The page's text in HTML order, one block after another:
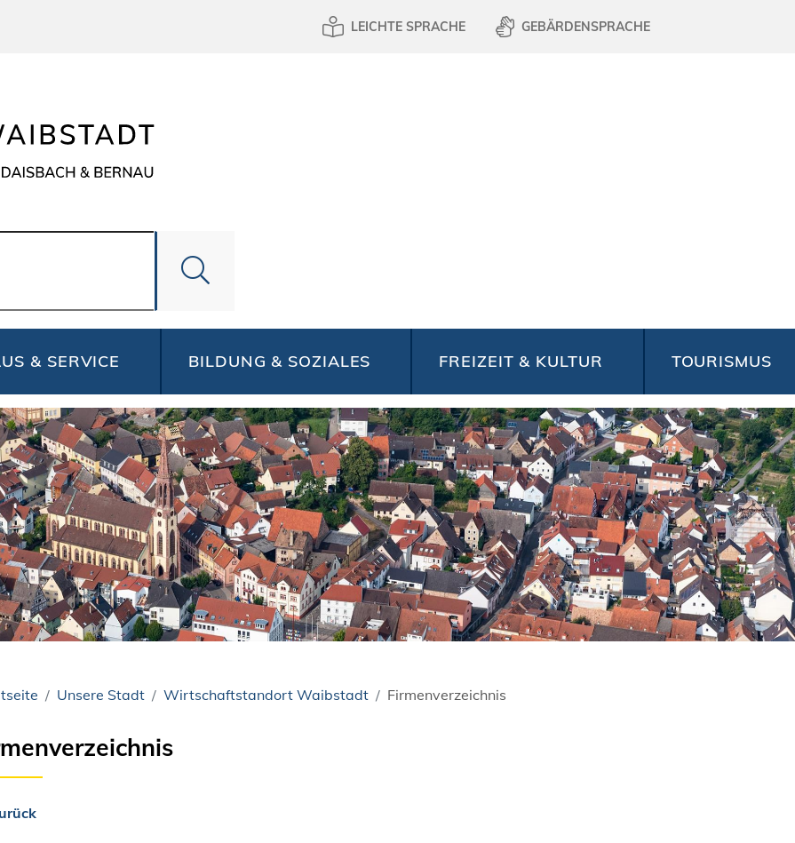
LEICHTE SPRACHE GEBÄRDENSPRACHE
& SERVICE BILDUNG & SOZIALES FREIZEIT & KULTUR TOURISMUS
Unsere Stadt Wirtschaftstandort Waibstadt Firmenverzeichnis